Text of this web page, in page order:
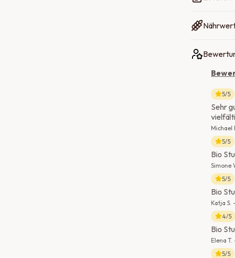
5/5
Sehr
Michael
5/5
Bio
Simone
5/5
Bio
Katja S.
4/5
Bio
Elena T.
5/5